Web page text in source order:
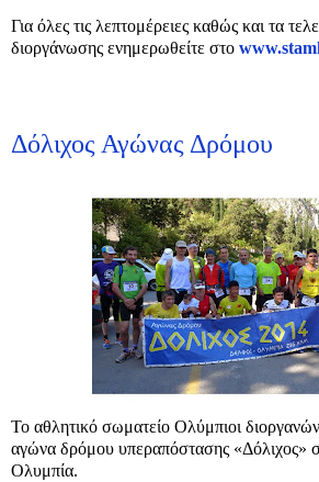
Για όλες τις λεπτομέρειες καθώς και τα
διοργάνωσης ενημερωθείτε στο
Δόλιχος Αγώνας Δρόμου
Το αθλητικό σωματείο Ολύμπιοι
αγώνα δρόμου υπεραπόστασης «Δόλιχος»
Ολυμπία.